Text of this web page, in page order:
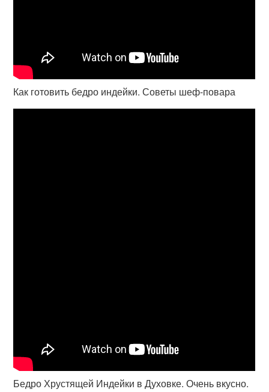
Как готовить бедро индейки. Советы шеф-повара
Бедро Хрустящей Индейки в Духовке. Очень вкусно.